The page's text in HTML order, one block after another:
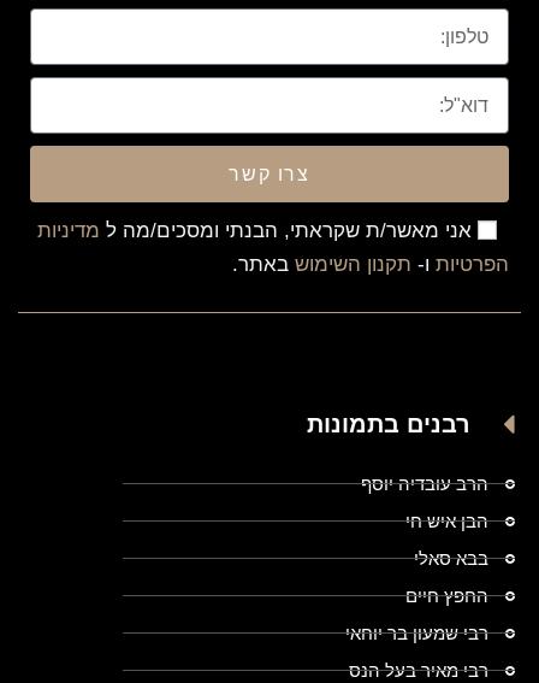
אני מאשר/ת שקראתי, הבנתי ומסכים/מה ל מדיניות
הפרטיות ו- תקנון השימוש באתר.
צרו קשר
רבנים בתמונות
הרב עובדיה יוסף
הבן איש חי
בבא סאלי
החפץ חיים
רבי שמעון בר יוחאי
רבי מאיר בעל הנס